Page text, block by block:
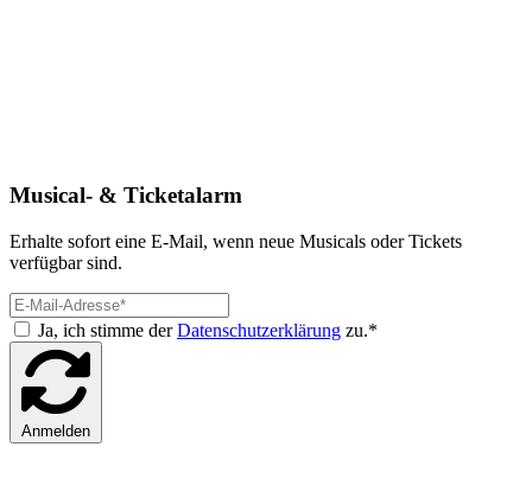
Musical- & Ticketalarm
Erhalte sofort eine E-Mail, wenn neue Musicals oder Tickets
verfügbar sind.
Ja, ich stimme derDatenschutzerklärung zu.*
Anmelden